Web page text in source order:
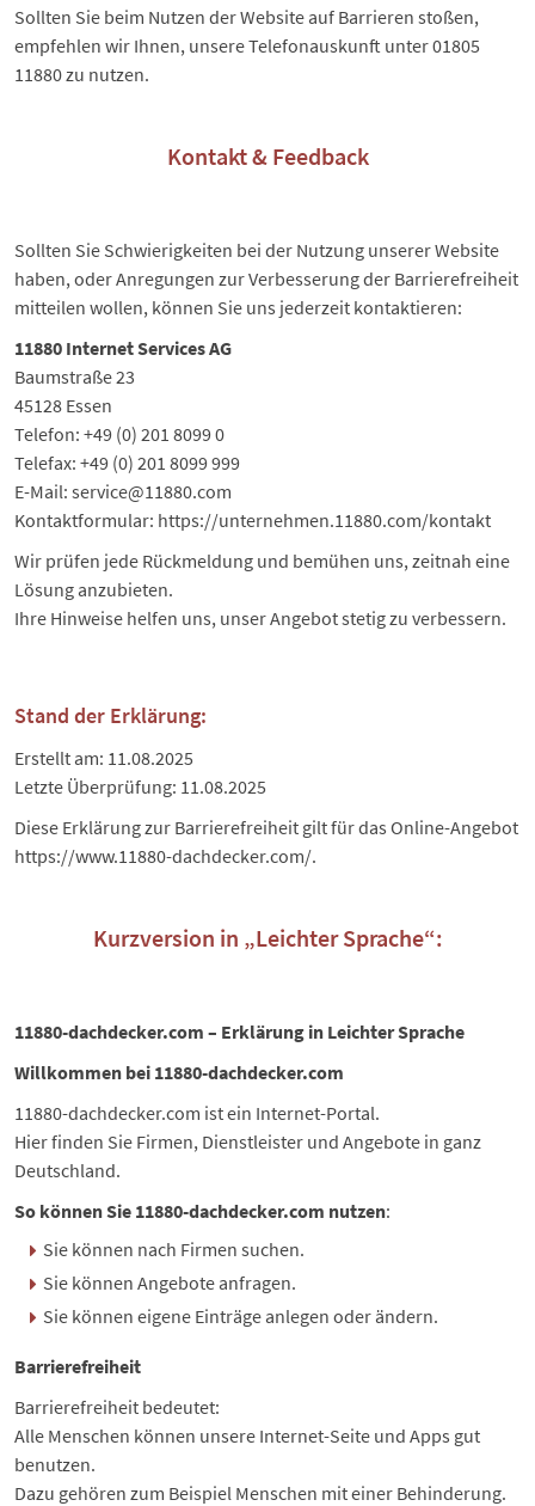
Sollten Sie beim Nutzen der Website auf Barrieren stoßen,
empfehlen wir Ihnen, unsere Telefonauskunft unter 01805
11880 zu nutzen.
Kontakt & Feedback
Sollten Sie Schwierigkeiten bei der Nutzung unserer Website
haben, oder Anregungen zur Verbesserung der Barrierefreiheit
mitteilen wollen, können Sie uns jederzeit kontaktieren:
11880 Internet Services AG
Baumstraße 23
45128 Essen
Telefon: +49 (0) 201 8099 0
Telefax: +49 (0) 201 8099 999
E-Mail: service@11880.com
Kontaktformular: https://unternehmen.11880.com/kontakt
Wir prüfen jede Rückmeldung und bemühen uns, zeitnah eine
Lösung anzubieten.
Ihre Hinweise helfen uns, unser Angebot stetig zu verbessern.
Stand der Erklärung:
Erstellt am: 11.08.2025
Letzte Überprüfung: 11.08.2025
Diese Erklärung zur Barrierefreiheit gilt für das Online-Angebot
https://www.11880-dachdecker.com/.
Kurzversion in „Leichter Sprache“:
11880-dachdecker.com – Erklärung in Leichter Sprache
Willkommen bei 11880-dachdecker.com
11880-dachdecker.com ist ein Internet-Portal.
Hier finden Sie Firmen, Dienstleister und Angebote in ganz
Deutschland.
So können Sie 11880-dachdecker.com nutzen:
Sie können nach Firmen suchen.
Sie können Angebote anfragen.
Sie können eigene Einträge anlegen oder ändern.
Barrierefreiheit
Barrierefreiheit bedeutet:
Alle Menschen können unsere Internet-Seite und Apps gut
benutzen.
Dazu gehören zum Beispiel Menschen mit einer Behinderung.